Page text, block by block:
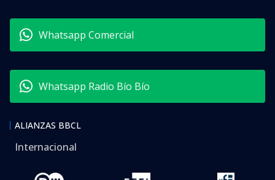
Whatsapp Comercial
Whatsapp Radio Bío Bío
ALIANZAS BBCL
Internacional